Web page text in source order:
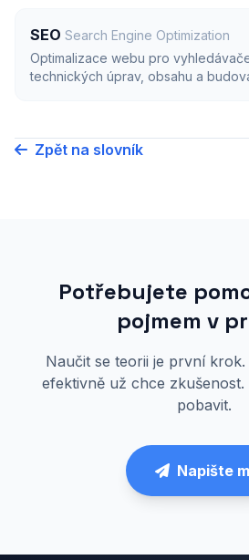
SEO Search Engine Optimization
Optimalizace webu pro
technických úprav, obsahu a
Zpět na slovník
Potřebujete
pojmem v
Naučit se teorii je první
efektivně už chce
pobavit.
Napište